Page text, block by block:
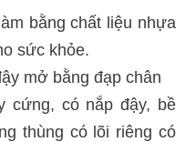
bằng chất liệu nhựa
sức khỏe.
mở bằng đạp chân
cứng, có nắp đậy, bề
thùng có lõi riêng có